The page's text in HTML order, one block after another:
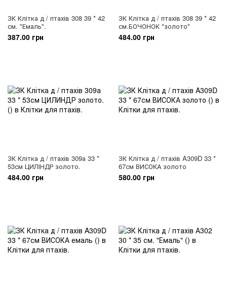
ЗК Клітка д / птахів 308 39 * 42
см. "Емаль".
387.00 грн
ЗК Клітка д / птахів 308 39 * 42
см.БОЧОНОК "золото"
484.00 грн
ЗК Клітка д / птахів 309а 33 *
53см ЦИЛІНДР золото.
484.00 грн
ЗК Клітка д / птахів A309D 33 *
67см ВИСОКА золото
580.00 грн